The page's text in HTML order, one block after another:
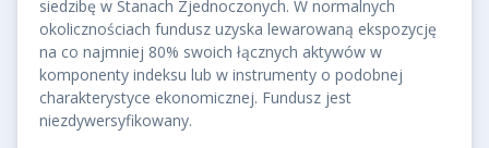
siedzibę w Stanach Zjednoczonych. W normalnych
okolicznościach fundusz uzyska lewarowaną ekspozycję
na co najmniej 80% swoich łącznych aktywów w
komponenty indeksu lub w instrumenty o podobnej
charakterystyce ekonomicznej. Fundusz jest
niezdywersyfikowany.